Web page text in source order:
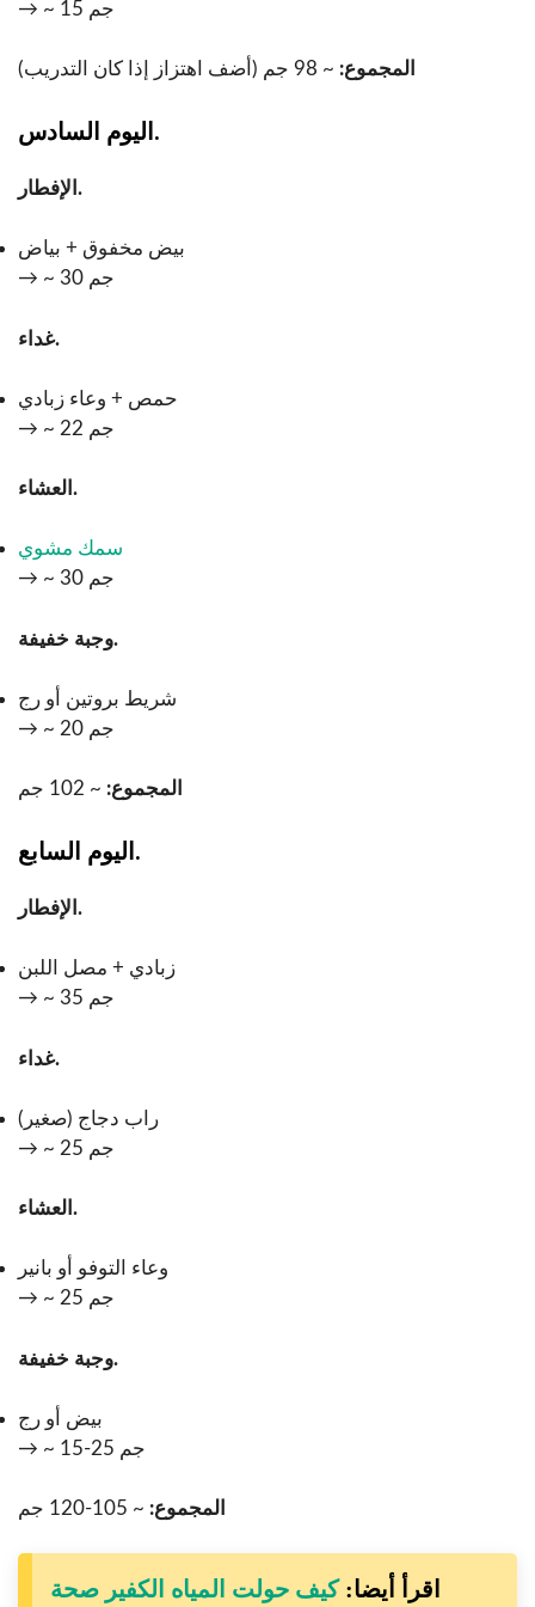
→ ~ 15 جم
المجموع: ~ 98 جم (أضف اهتزاز إذا كان التدريب)
اليوم السادس.
الإفطار.
بيض مخفوق + بياض
→ ~ 30 جم
غداء.
حمص + وعاء زبادي
→ ~ 22 جم
العشاء.
سمك مشوي
→ ~ 30 جم
وجبة خفيفة.
شريط بروتين أو رج
→ ~ 20 جم
المجموع: ~ 102 جم
اليوم السابع.
الإفطار.
زبادي + مصل اللبن
→ ~ 35 جم
غداء.
راب دجاج (صغير)
→ ~ 25 جم
العشاء.
وعاء التوفو أو بانير
→ ~ 25 جم
وجبة خفيفة.
بيض أو رج
→ ~ 15-25 جم
المجموع: ~ 105-120 جم
اقرأ أيضا:كيف حولت المياه الكفير صحة